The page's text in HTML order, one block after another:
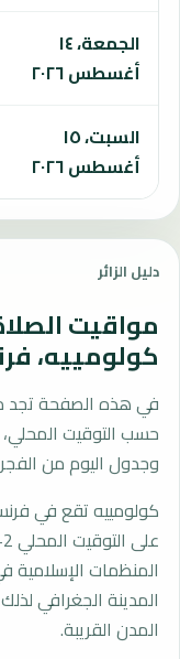
الجمعة، ١٤
أغسطس ٢٠٢٦
السبت، ١٥
أغسطس ٢٠٢٦
دليل الزائر
مواقيت
كولومييه،
في هذه الصفحة تجد
وجدول اليوم من
كولومييه تقع في
المنظمات
المدينة الجغرافي
المدن القريبة.